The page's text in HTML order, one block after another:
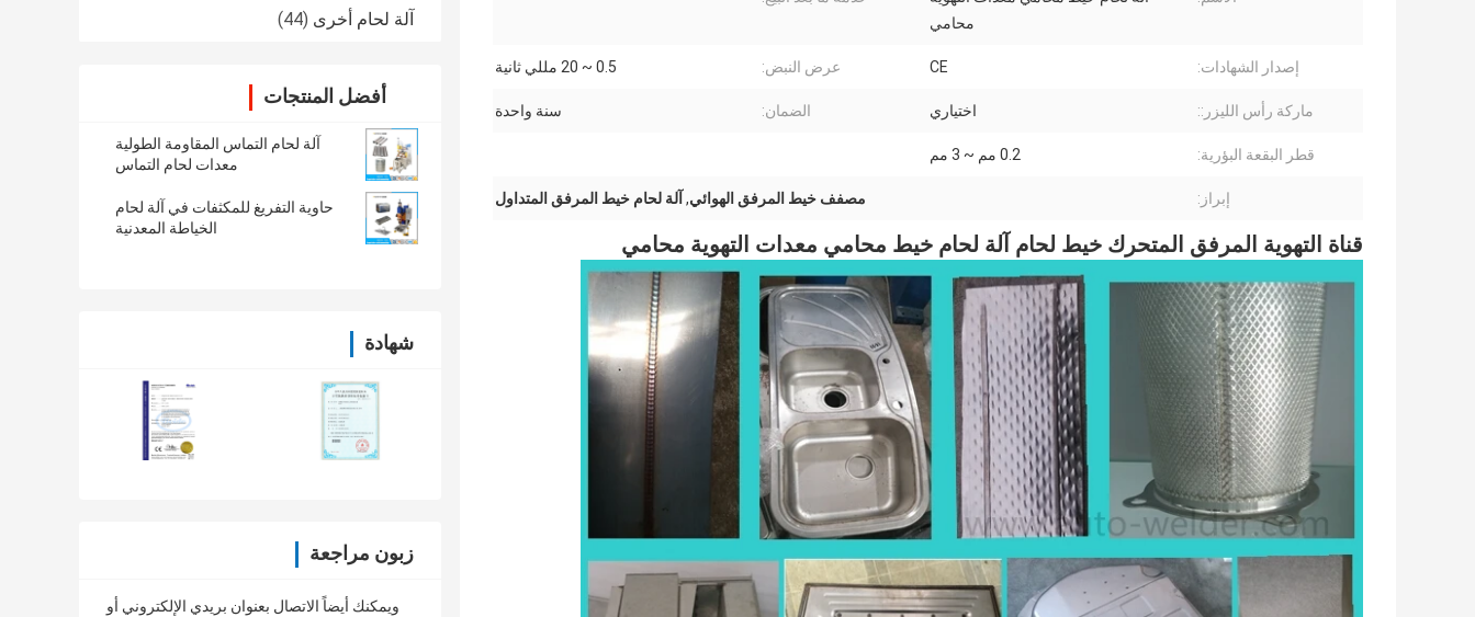
آلة لحام أخرى (44)
أفضل المنتجات
آلة لحام التماس المقاومة الطولية
معدات لحام التماس
حاوية التفريغ للمكثفات في آلة لحام
الخياطة المعدنية
شهادة
زبون مراجعة
ويمكنك أيضاً الاتصال بعنوان بريدي الإلكتروني أو
محامي
إصدار الشهادات: CE عرض النبض: 0.5 ~ 20 مللي ثانية
ماركة رأس الليزر:: اختياري الضمان: سنة واحدة
قطر البقعة البؤرية: 0.2 مم ~ 3 مم
إبراز: مصفف خيط المرفق الهوائي, آلة لحام خيط المرفق المتداول
قناة التهوية المرفق المتحرك خيط لحام آلة لحام خيط محامي معدات التهوية محامي